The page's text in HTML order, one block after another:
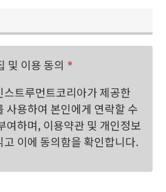
및 이용 동의 *
스트루먼트코리아가 제공한
사용하여 본인에게 연락할 수
여하며, 이용약관 및 개인정보
고 이에 동의함을 확인합니다.